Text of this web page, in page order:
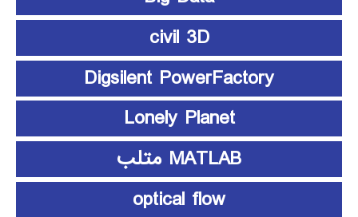
civil 3D
Digsilent PowerFactory
Lonely Planet
MATLAB متلب
optical flow